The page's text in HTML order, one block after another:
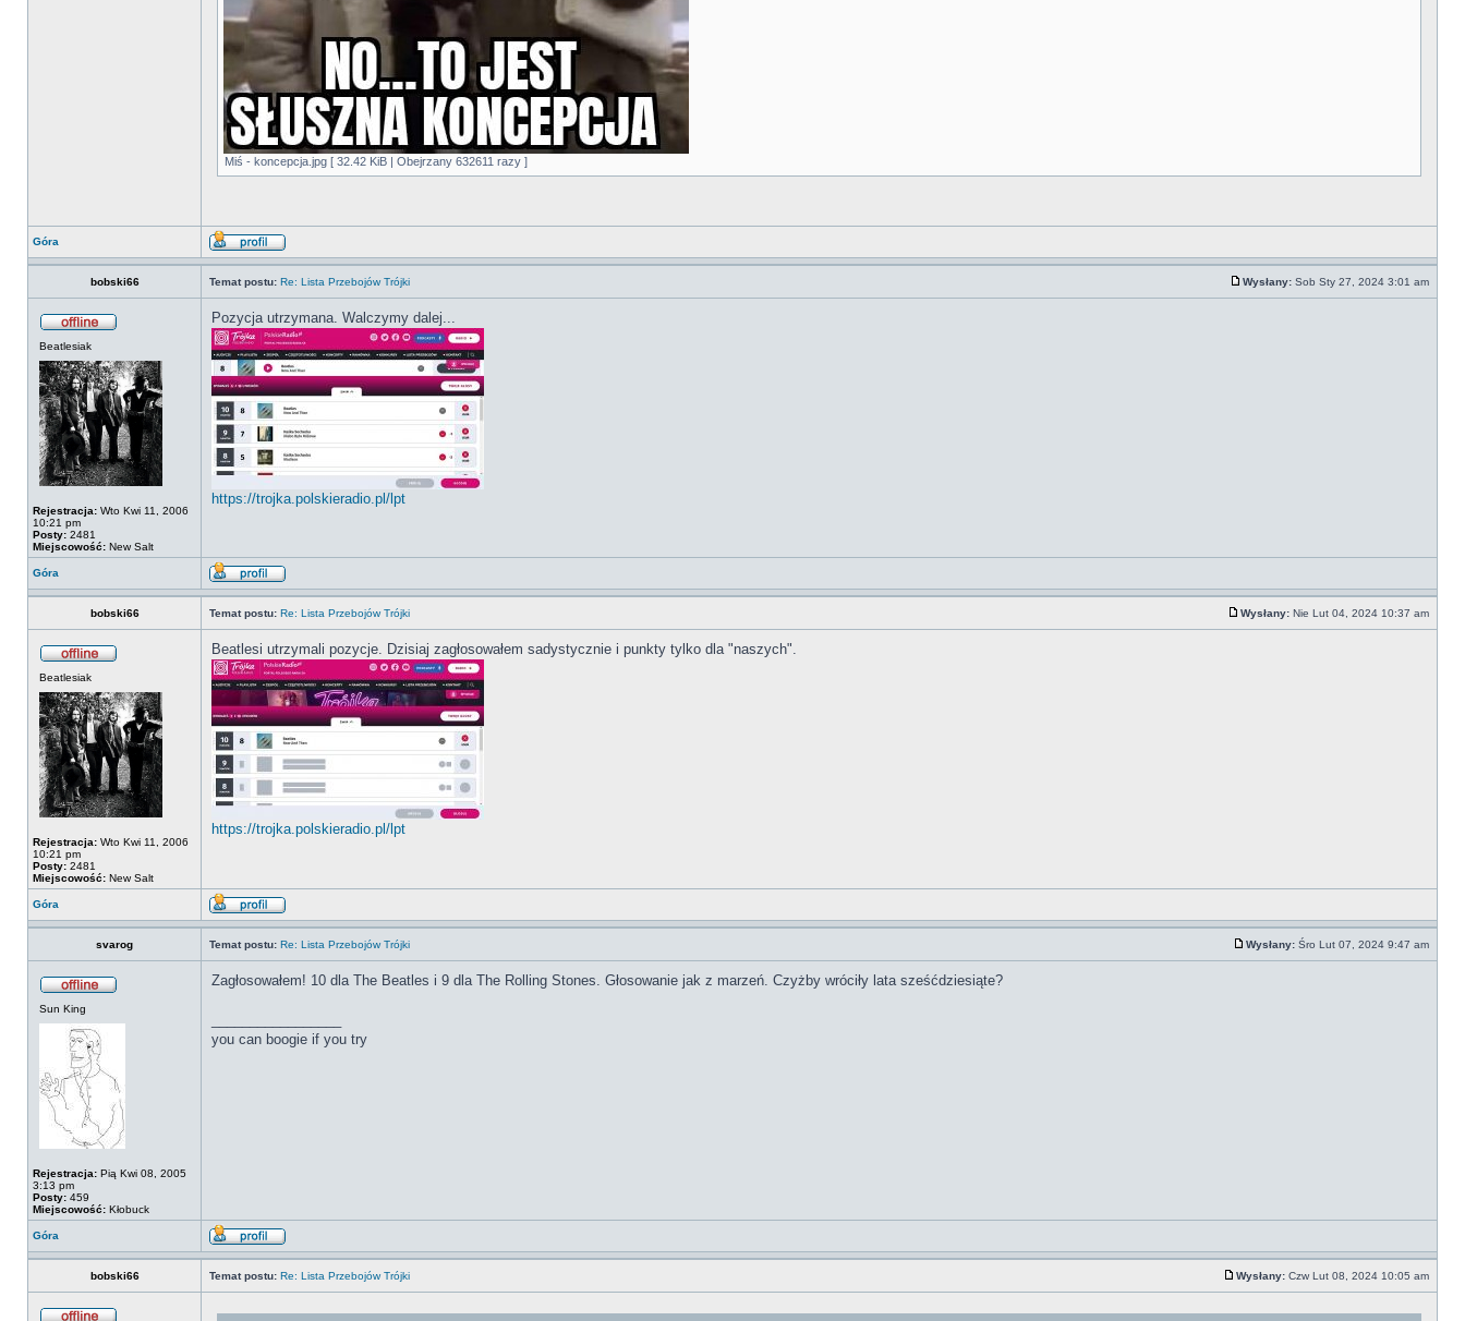
Miś - koncepcja.jpg [ 32.42 KiB | Obejrzany 632611 razy ]
Góra
bobski66 Temat postu: Re: Lista Przebojów Trójki Wysłany: Sob Sty 27, 2024 3:01 am
Beatlesiak
Rejestracja: Wto Kwi 11, 2006
10:21 pm
Posty: 2481
Miejscowość: New Salt
Pozycja utrzymana. Walczymy dalej...
https://trojka.polskieradio.pl/lpt
Góra
bobski66 Temat postu: Re: Lista Przebojów Trójki Wysłany: Nie Lut 04, 2024 10:37 am
Beatlesiak
Rejestracja: Wto Kwi 11, 2006
10:21 pm
Posty: 2481
Miejscowość: New Salt
Beatlesi utrzymali pozycje. Dzisiaj zagłosowałem sadystycznie i punkty tylko dla "naszych".
https://trojka.polskieradio.pl/lpt
Góra
svarog Temat postu: Re: Lista Przebojów Trójki Wysłany: Śro Lut 07, 2024 9:47 am
Sun King
Rejestracja: Pią Kwi 08, 2005
3:13 pm
Posty: 459
Miejscowość: Kłobuck
Zagłosowałem! 10 dla The Beatles i 9 dla The Rolling Stones. Głosowanie jak z marzeń. Czyżby wróciły lata sześćdziesiąte?
you can boogie if you try
Góra
bobski66 Temat postu: Re: Lista Przebojów Trójki Wysłany: Czw Lut 08, 2024 10:05 am